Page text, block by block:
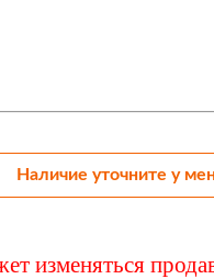
Наличие уточните у
изменяться